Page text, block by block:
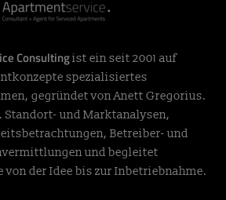
Consultingist ein seit 2001 auf
spezialisiertes
gegründet von Anett Gregorius.
Standort- und Marktanalysen,
Betreiber- und
und begleitet
der Idee bis zur Inbetriebnahme.